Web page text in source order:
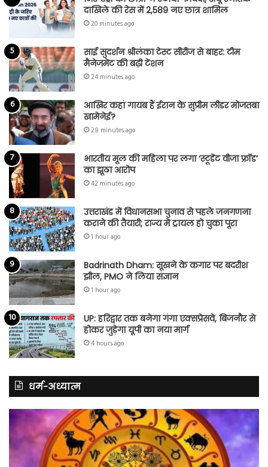
दाखिले की रेस में 2,589 नए छात्र शामिल
20 minutes ago
साई सुदर्शन श्रीलंका टेस्ट सीरीज से बाहर: टीम
मैनेजमेंट की बढ़ी टेंशन
24 minutes ago
आखिर कहां गायब हैं ईरान के सुप्रीम लीडर मोजतबा
खामेनेई?
28 minutes ago
भारतीय मूल की महिला पर लगा ‘स्टूडेंट वीजा फ्रॉड’
का झूठा आरोप
42 minutes ago
उत्तराखंड में विधानसभा चुनाव से पहले जनगणना
कराने की तैयारी; राज्य में ट्रायल हो चुका पूरा
1 hour ago
Badrinath Dham: सूखने के कगार पर बदरीश
झील, PMO ने लिया संज्ञान
1 hour ago
UP: हरिद्वार तक बनेगा गंगा एक्सप्रेसवे, बिजनौर से
होकर जुड़ेगा यूपी का नया मार्ग
4 hours ago
धर्म-अध्यात्म